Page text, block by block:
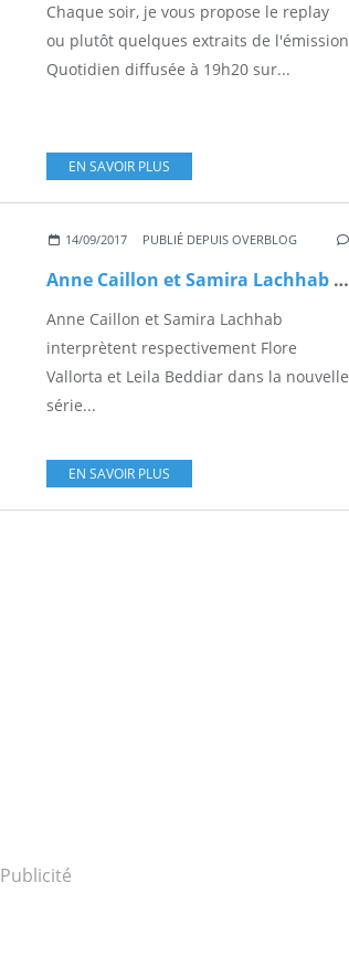
Chaque soir, je vous propose le replay
ou plutôt quelques extraits de l'émission
Quotidien diffusée à 19h20 sur...
EN SAVOIR PLUS
14/09/2017 PUBLIÉ DEPUIS OVERBLOG
Anne Caillon et Samira Lachhab de la série "Demain nous appartient" étaient en live sur le Facebook de My TF1
Anne Caillon et Samira Lachhab
interprètent respectivement Flore
Vallorta et Leila Beddiar dans la nouvelle
série...
EN SAVOIR PLUS
Publicité